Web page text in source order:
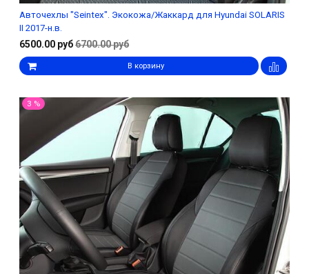
Авточехлы "Seintex". Экокожа/Жаккард для Hyundai SOLARIS
II 2017-н.в.
6500.00 руб6700.00 руб
В корзину
3 %